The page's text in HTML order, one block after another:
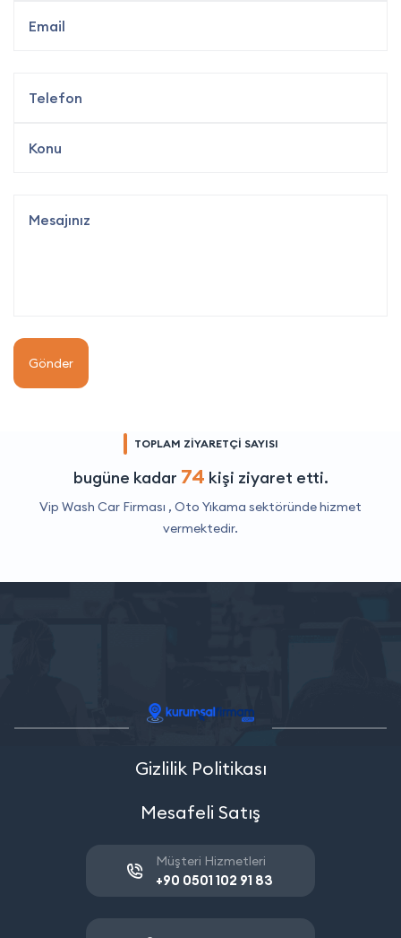
Gönder
TOPLAM ZİYARETÇİ SAYISI
bugüne kadar 74 kişi ziyaret etti.
Vip Wash Car Firması , Oto Yıkama sektöründe hizmet
vermektedir.
Gizlilik Politikası
Mesafeli Satış
Müşteri Hizmetleri
+90 0501 102 91 83